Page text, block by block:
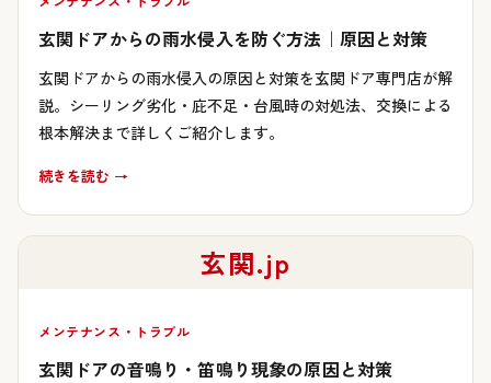
玄関ドアからの雨水侵入を防ぐ方法｜原因と対策
玄関ドアからの雨水侵入の原因と対策を玄関ドア専門店が解
説。シーリング劣化・庇不足・台風時の対処法、交換による
根本解決まで詳しくご紹介します。
続きを読む →
玄関.jp
メンテナンス・トラブル
玄関ドアの音鳴り・笛鳴り現象の原因と対策